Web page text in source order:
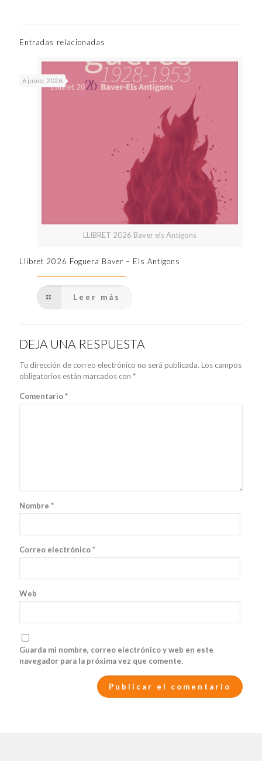
Entradas relacionadas
LLIBRET 2026 Baver els Antigons
6 junio, 2026
Llibret 2026 Foguera Baver – Els Antigons
Leer más
DEJA UNA RESPUESTA
Tu dirección de correo electrónico no será publicada. Los campos
obligatorios están marcados con *
Comentario*
Nombre *
Correo electrónico*
Web
Guarda mi nombre, correo electrónico y web en este
navegador para la próxima vez que comente.